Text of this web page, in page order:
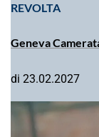
REVOLTA
Geneva
di 23.02.2027